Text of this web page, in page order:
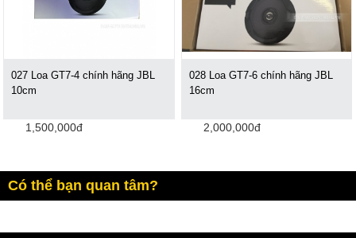
027 Loa GT7-4 chính hãng JBL
10cm
1,500,000đ
028 Loa GT7-6 chính hãng JBL
16cm
2,000,000đ
Có thể bạn quan tâm?